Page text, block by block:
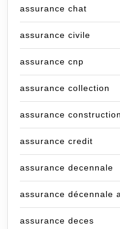
assurance chat
assurance civile
assurance cnp
assurance collection
assurance construction
assurance credit
assurance decennale
assurance décennale
assurance deces